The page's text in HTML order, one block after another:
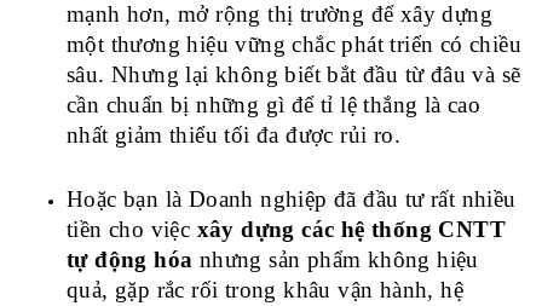
mạnh hơn, mở rộng thị trường để xây dựng
một thương hiệu vững chắc phát triển có chiều
sâu. Nhưng lại không biết bắt đầu từ đâu và sẽ
cần chuẩn bị những gì để tỉ lệ thắng là cao
nhất giảm thiểu tối đa được rủi ro.
Hoặc bạn là Doanh nghiệp đã đầu tư rất nhiều
tiền cho việc xây dựng các hệ thống CNTT
tự động hóa nhưng sản phẩm không hiệu
quả, gặp rắc rối trong khâu vận hành, hệ